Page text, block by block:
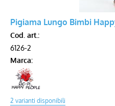
Pigiama Lungo Bimbi
Cod. art.:
6126-2
Marca: